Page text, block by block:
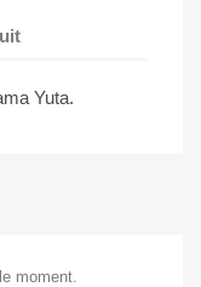
Yuta.
moment.